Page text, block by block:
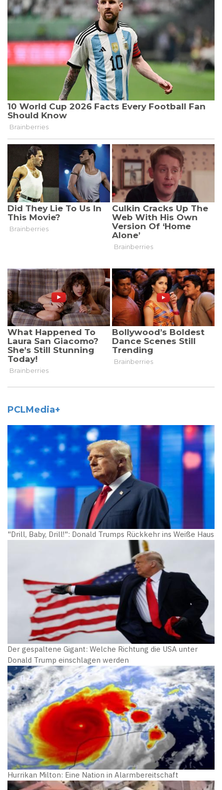
PCLMedia+
"Drill, Baby, Drill!": Donald Trumps Rückkehr ins Weiße Haus
Der gespaltene Gigant: Welche Richtung die USA unter
Donald Trump einschlagen werden
Hurrikan Milton: Eine Nation in Alarmbereitschaft